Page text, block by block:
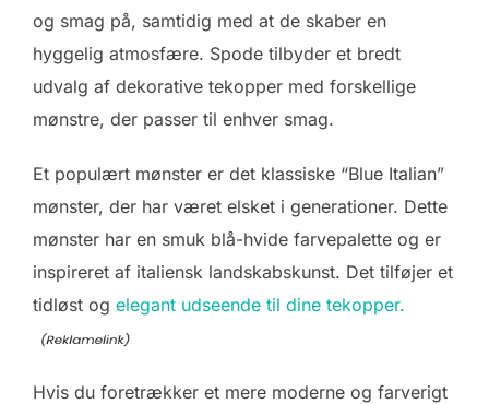
og smag på, samtidig med at de skaber en
hyggelig atmosfære. Spode tilbyder et bredt
udvalg af dekorative tekopper med forskellige
mønstre, der passer til enhver smag.
Et populært mønster er det klassiske “Blue Italian”
mønster, der har været elsket i generationer. Dette
mønster har en smuk blå-hvide farvepalette og er
inspireret af italiensk landskabskunst. Det tilføjer et
tidløst og elegant udseende til dine tekopper.
Hvis du foretrækker et mere moderne og farverigt